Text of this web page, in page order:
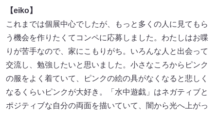
【eiko】
これまでは個展中心でしたが、もっと多くの人に見てもら
う機会を作りたくてコンペに応募しました。わたしはお喋
りが苦手なので、家にこもりがち。いろんな人と出会って
交流し、勉強したいと思いました。小さなころからピンク
の服をよく着ていて、ピンクの絵の具がなくなると悲しく
なるくらいピンクが大好き。「水中遊戯」はネガティブと
ポジティブな自分の両面を描いていて、闇から光へ上がっ